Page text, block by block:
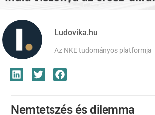
Ludovika.hu
Az NKE tudományos platformja
Nemtetszés és dilemma